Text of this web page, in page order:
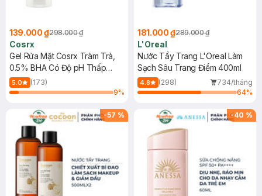
139.000 ₫298.000 ₫
Cosrx
Gel Rửa Mặt Cosrx Tràm Trà,
0.5% BHA Có Độ pH Thấp
150ml
5.0
(173)
9%
181.000 ₫289.000 ₫
L'Oreal
Nước Tẩy Trang L'Oreal Làm
Sạch Sâu Trang Điểm 400ml
4.8 (298)
734/tháng
64%
-57 % -40 %